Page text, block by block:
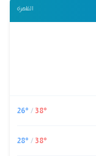
القاهرة
38°
/
26°
38°
/
28°